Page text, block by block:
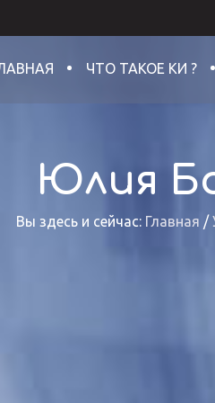
ЧТО ТАКОЕ КИ ?
Юлия
Вы здесь и сейчас: Главная /